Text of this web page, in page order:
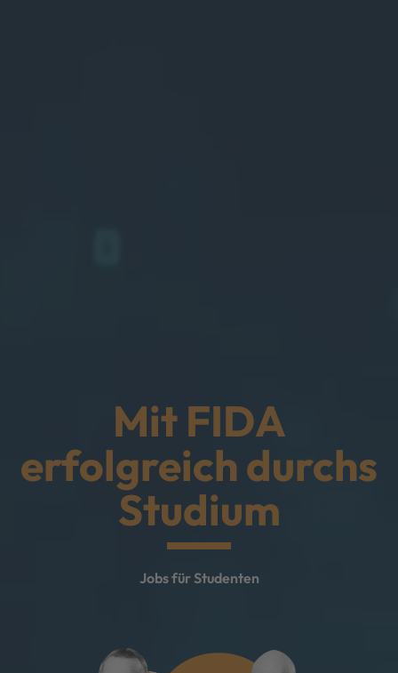
Mit FIDA
erfolgreich durchs
Studium
Jobs für Studenten